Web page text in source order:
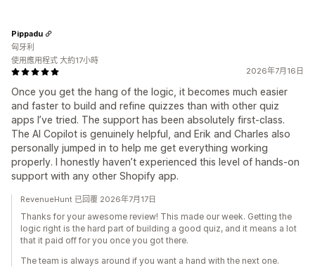
2026年7月16日
Once you get the hang of the logic, it becomes much easier
and faster to build and refine quizzes than with other quiz
apps I’ve tried. The support has been absolutely first-class.
The AI Copilot is genuinely helpful, and Erik and Charles also
personally jumped in to help me get everything working
properly. I honestly haven’t experienced this level of hands-on
support with any other Shopify app.
Pippadu
匈牙利
使用應用程式 大約17小時
RevenueHunt 已回覆 2026年7月17日
Thanks for your awesome review! This made our week. Getting the
logic right is the hard part of building a good quiz, and it means a lot
that it paid off for you once you got there.
The team is always around if you want a hand with the next one.